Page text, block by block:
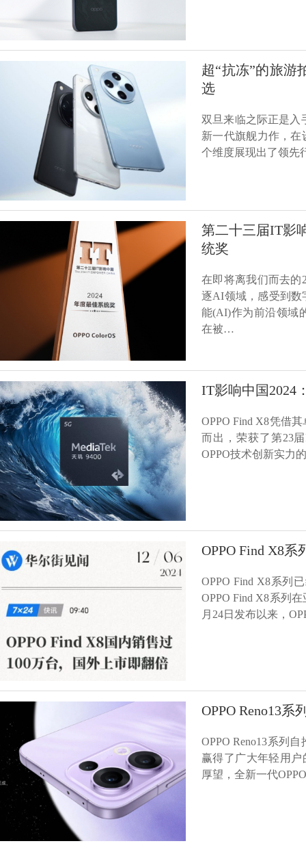
超“抗冻”的旅游
选
双旦来临之际正是入
新一代旗舰力作，
个维度展现出了领
第二十三届IT影
统奖
在即将离我们而去的
逐AI领域，感受到数
能(AI)作为前沿领域
在被…
IT影响中国2024
OPPO Find X8凭借
而出，荣获了第23
OPPO技术创新实力
OPPO Find X8
OPPO Find X8系列
OPPO Find X8系列
月24日发布以来，
OPPO Reno13
OPPO Reno13系列
赢得了广大年轻用户
厚望，全新一代